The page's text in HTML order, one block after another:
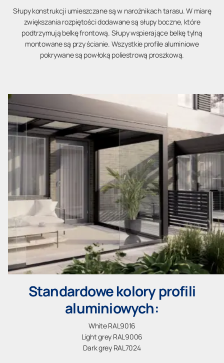
Słupy konstrukcji umieszczane są w narożnikach tarasu. W miarę
zwiększania rozpiętości dodawane są słupy boczne, które
podtrzymują belkę frontową. Słupy wspierające belkę tylną
montowane są przy ścianie. Wszystkie profile aluminiowe
pokrywane są powłoką poliestrową proszkową.
Standardowe kolory profili
aluminiowych:
White RAL9016
Light grey RAL9006
Dark grey RAL7024